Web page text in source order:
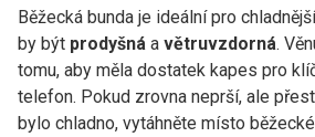
Běžecká bunda je ideální pro
by být prodyšná a větruvzdorná.
tomu, aby měla dostatek kapes pro
telefon. Pokud zrovna neprší, ale
bylo chladno, vytáhněte místo